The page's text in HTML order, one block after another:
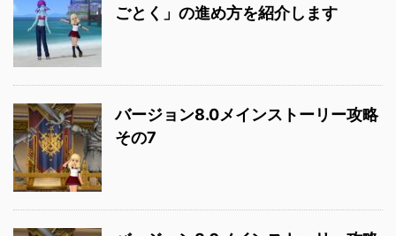
ごとく」の進め方を紹介します
バージョン8.0メインストーリー攻略
その7